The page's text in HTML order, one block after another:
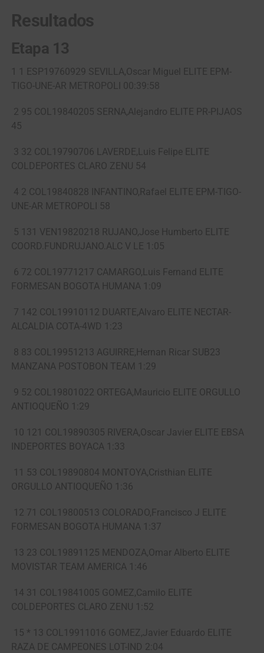
Resultados
Etapa 13
1 1 ESP19760929 SEVILLA,Oscar Miguel ELITE EPM-
TIGO-UNE-AR METROPOLI 00:39:58
2 95 COL19840205 SERNA,Alejandro ELITE PR-PIJAOS
45
3 32 COL19790706 LAVERDE,Luis Felipe ELITE
COLDEPORTES CLARO ZENU 54
4 2 COL19840828 INFANTINO,Rafael ELITE EPM-TIGO-
UNE-AR METROPOLI 58
5 131 VEN19820218 RUJANO,Jose Humberto ELITE
COORD.FUNDRUJANO.ALC V LE 1:05
6 72 COL19771217 CAMARGO,Luis Fernand ELITE
FORMESAN BOGOTA HUMANA 1:09
7 142 COL19910112 DUARTE,Alvaro ELITE NECTAR-
ALCALDIA COTA-4WD 1:23
8 83 COL19951213 AGUIRRE,Hernan Ricar SUB23
MANZANA POSTOBON TEAM 1:29
9 52 COL19801022 ORTEGA,Mauricio ELITE ORGULLO
ANTIOQUEÑO 1:29
10 121 COL19890305 RIVERA,Oscar Javier ELITE EBSA
INDEPORTES BOYACA 1:33
11 53 COL19890804 MONTOYA,Cristhian ELITE
ORGULLO ANTIOQUEÑO 1:36
12 71 COL19800513 COLORADO,Francisco J ELITE
FORMESAN BOGOTA HUMANA 1:37
13 23 COL19891125 MENDOZA,Omar Alberto ELITE
MOVISTAR TEAM AMERICA 1:46
14 31 COL19841005 GOMEZ,Camilo ELITE
COLDEPORTES CLARO ZENU 1:52
15 * 13 COL19911016 GOMEZ,Javier Eduardo ELITE
RAZA DE CAMPEONES LOT-IND 2:04